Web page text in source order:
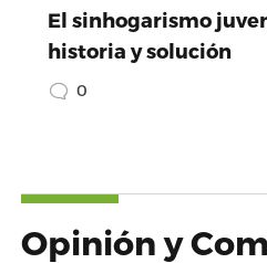
El sinhogarismo
historia y solución
0
Opinión y